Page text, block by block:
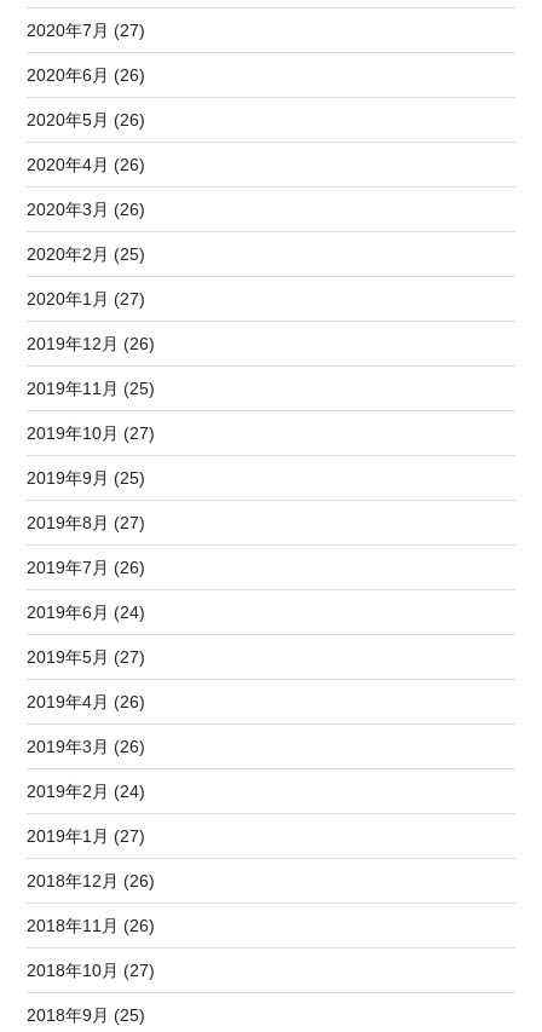
2020年7月 (27)
2020年6月 (26)
2020年5月 (26)
2020年4月 (26)
2020年3月 (26)
2020年2月 (25)
2020年1月 (27)
2019年12月 (26)
2019年11月 (25)
2019年10月 (27)
2019年9月 (25)
2019年8月 (27)
2019年7月 (26)
2019年6月 (24)
2019年5月 (27)
2019年4月 (26)
2019年3月 (26)
2019年2月 (24)
2019年1月 (27)
2018年12月 (26)
2018年11月 (26)
2018年10月 (27)
2018年9月 (25)